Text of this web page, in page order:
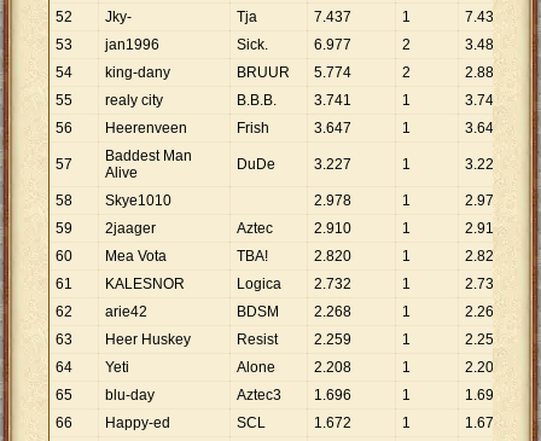
52
Jky- Tja 7.437 1 7.437
53
jan1996 Sick. 6.977 2 3.489
54
king-dany BRUUR 5.774 2 2.887
55
realy city B.B.B. 3.741 1 3.741
56
Heerenveen Frish 3.647 1 3.647
57
Baddest Man
Alive
DuDe 3.227 1 3.227
58 Skye1010 2.978 1 2.978
59
2jaager Aztec 2.910 1 2.910
60
Mea Vota TBA! 2.820 1 2.820
61
KALESNOR Logica 2.732 1 2.732
62
arie42 BDSM 2.268 1 2.268
63
Heer Huskey Resist 2.259 1 2.259
64
Yeti Alone 2.208 1 2.208
65
blu-day Aztec3 1.696 1 1.696
66
Happy-ed SCL 1.672 1 1.672